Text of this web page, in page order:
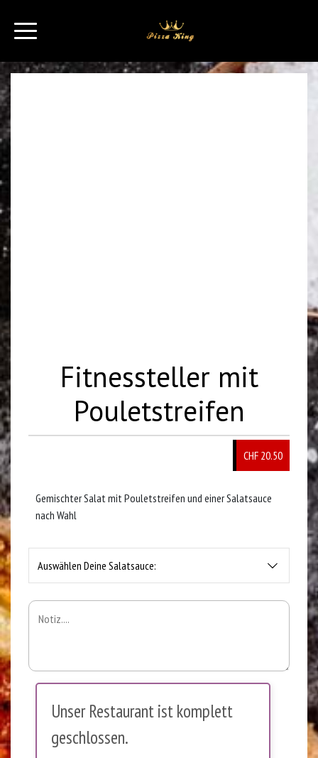
Fitnessteller mit
Pouletstreifen
CHF 20.50
Gemischter Salat mit Pouletstreifen und einer Salatsauce
nach Wahl
Auswählen Deine Salatsauce:
Unser Restaurant ist komplett
geschlossen.